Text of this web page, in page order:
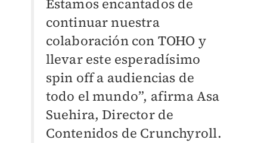
Estamos encantados de
continuar nuestra
colaboración con TOHO y
llevar este esperadísimo
spin off a audiencias de
todo el mundo”, afirma Asa
Suehira, Director de
Contenidos de Crunchyroll.